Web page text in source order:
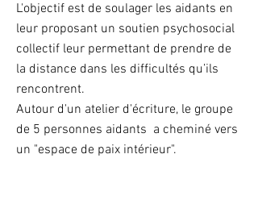
L'objectif est de soulager les aidants en
leur proposant un soutien psychosocial
collectif leur permettant de prendre de
la distance dans les difficultés qu’ils
rencontrent.
Autour d'un atelier d'écriture, le groupe
de 5 personnes aidants a cheminé vers
un "espace de paix intérieur".